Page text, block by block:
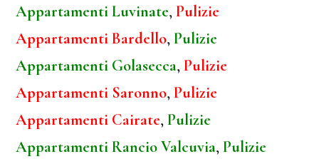
Appartamenti Luvinate,Pulizie
Appartamenti Bardello,Pulizie
Appartamenti Golasecca,Pulizie
Appartamenti Saronno,Pulizie
Appartamenti Cairate,Pulizie
Appartamenti Rancio Valcuvia,Pulizie